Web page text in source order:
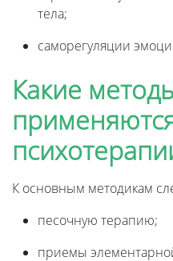
тела;
саморегуляции
Какие
К основным методикам
песочную терапию;
приемы